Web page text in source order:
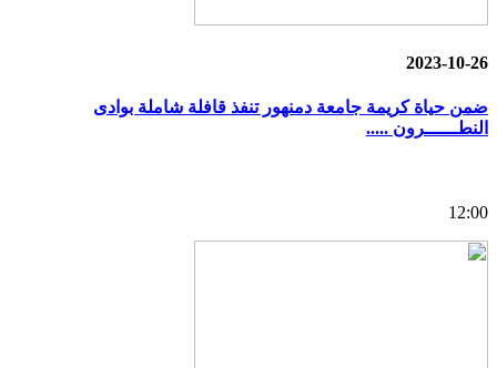
2023-10-26
ضمن حياة كريمة جامعة دمنهور تنفذ قافلة شاملة بوادى
النطــــــرون .....
12:00